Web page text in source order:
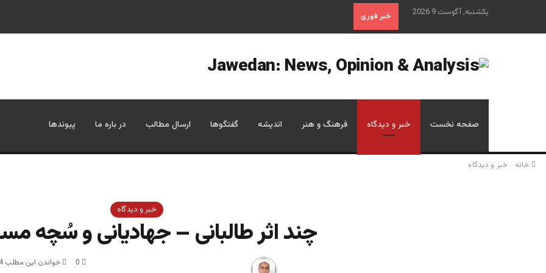
یکشنبه, آگوست 9 2026 خبر فوری
صفحه نخست خبر و دیدگاه فرهنگ و هنر اندیشه گفتگوها ارسال مطالب در باره ما پیوندها
خانه /خبر و دیدگاه
خبر و دیدگاه
چند اثر طالبانی – جهادیانی و سُچه
0 خواندن این مطلب 4 دقیقه زمان میبرد